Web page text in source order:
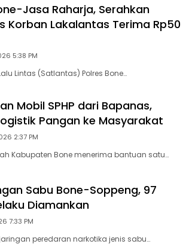
Jasa Raharja, Serahkan
Korban Lakalantas Terima Rp50
5:38 PM
Lintas (Satlantas) Polres Bone…
Mobil SPHP dari Bapanas,
Pangan ke Masyarakat
2:37 PM
Kabupaten Bone menerima bantuan satu…
Sabu Bone-Soppeng, 97
Diamankan
7:33 PM
jaringan peredaran narkotika jenis sabu…